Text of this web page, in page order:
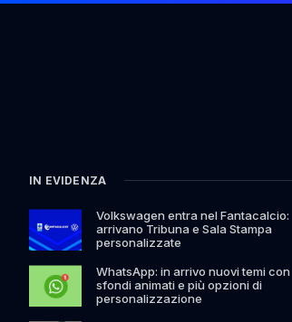
IN EVIDENZA
Volkswagen entra nel Fantacalcio:
arrivano Tribuna e Sala Stampa
personalizzate
WhatsApp: in arrivo nuovi temi con
sfondi animati e più opzioni di
personalizzazione